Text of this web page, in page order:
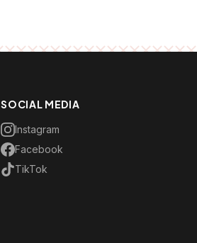
SOCIAL MEDIA
Instagram
Facebook
TikTok